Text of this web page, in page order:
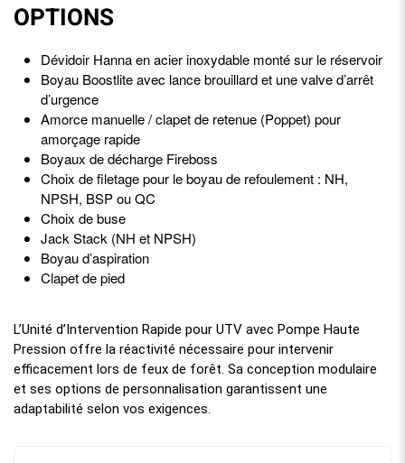
OPTIONS
Dévidoir Hanna en acier inoxydable monté sur le réservoir
Boyau Boostlite avec lance brouillard et une valve d’arrêt
d’urgence
Amorce manuelle / clapet de retenue (Poppet) pour
amorçage rapide
Boyaux de décharge Fireboss
Choix de filetage pour le boyau de refoulement : NH,
NPSH, BSP ou QC
Choix de buse
Jack Stack (NH et NPSH)
Boyau d’aspiration
Clapet de pied
L’Unité d’Intervention Rapide pour UTV avec Pompe Haute
Pression offre la réactivité nécessaire pour intervenir
efficacement lors de feux de forêt. Sa conception modulaire
et ses options de personnalisation garantissent une
adaptabilité selon vos exigences.